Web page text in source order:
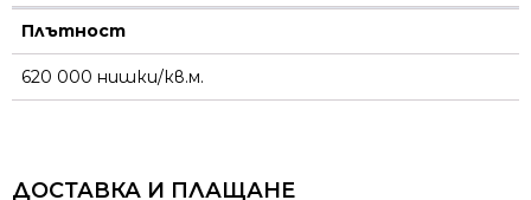
Плътност
620 000 нишки/кв.м.
ДОСТАВКА И ПЛАЩАНЕ